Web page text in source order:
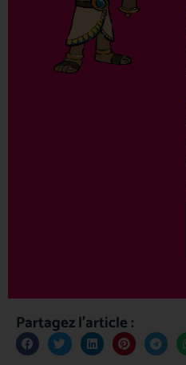
Partagez l'article :